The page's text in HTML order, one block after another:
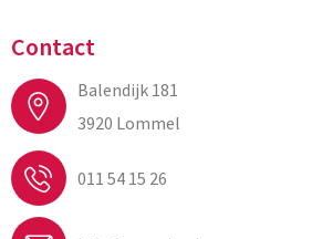
Contact
Balendijk 181
3920 Lommel
011 54 15 26